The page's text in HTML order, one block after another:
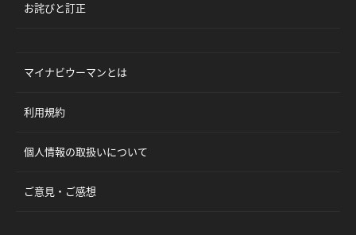
お詫びと訂正
マイナビウーマンとは
利用規約
個人情報の取扱いについて
ご意見・ご感想